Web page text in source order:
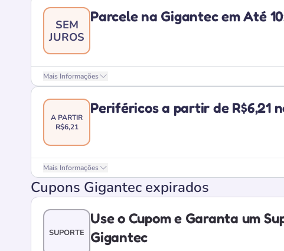
SEM
JUROS
Parcele na Gigantec em Até
Mais Informações
A PARTIR
R$6,21
Periféricos a partir de R$6,21
Mais Informações
Cupons Gigantec expirados
SUPORTE
Use o Cupom e Garanta um
Gigantec